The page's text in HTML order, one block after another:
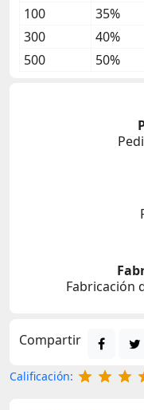
100
35%
300
40%
500
50%
Fabricación
Compartir
Calificación: